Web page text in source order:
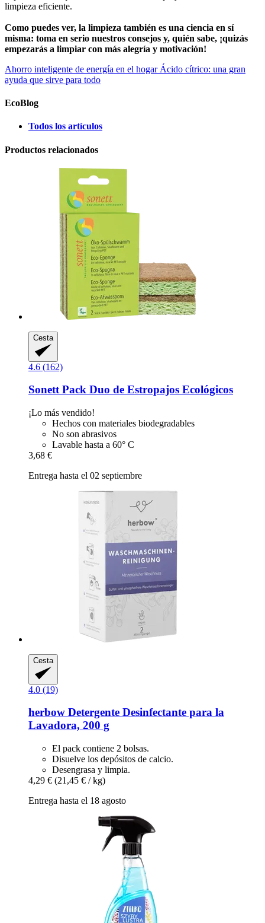
limpieza eficiente.
Como puedes ver, la limpieza también es una ciencia en sí
misma: toma en serio nuestros consejos y, quién sabe, ¡quizás
empezarás a limpiar con más alegría y motivación!
Ahorro inteligente de energía en el hogar Ácido cítrico: una gran
ayuda que sirve para todo
EcoBlog
Todos los artículos
Productos relacionados
Cesta
4.6 (162)
SonettPack Duo de Estropajos Ecológicos
¡Lo más vendido!
Hechos con materiales biodegradables
No son abrasivos
Lavable hasta a 60° C
3,68 €
Entrega hasta el 02 septiembre
Cesta
4.0 (19)
herbow Detergente Desinfectante para la
Lavadora, 200 g
El pack contiene 2 bolsas.
Disuelve los depósitos de calcio.
Desengrasa y limpia.
4,29 € (21,45 € / kg)
Entrega hasta el 18 agosto